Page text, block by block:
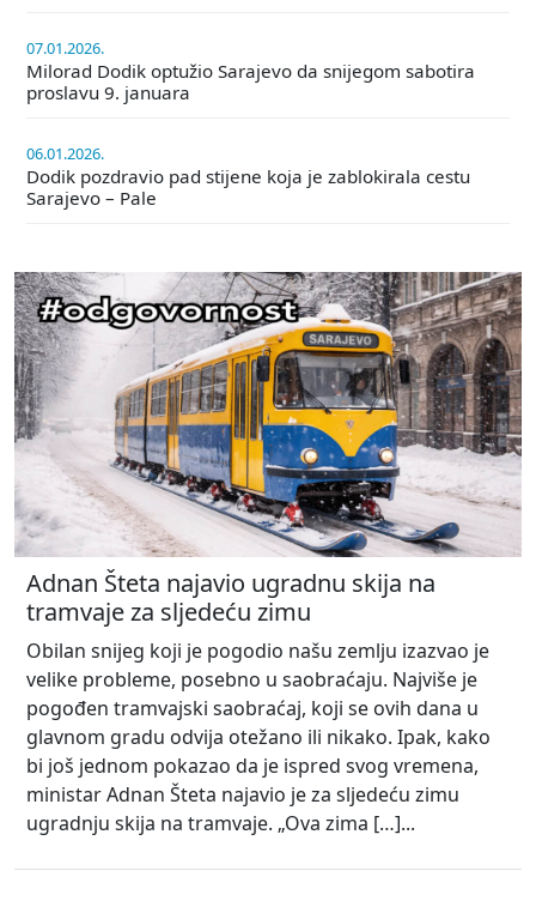
07.01.2026.
Milorad Dodik optužio Sarajevo da snijegom sabotira
proslavu 9. januara
06.01.2026.
Dodik pozdravio pad stijene koja je zablokirala cestu
Sarajevo – Pale
Adnan Šteta najavio ugradnu skija na
tramvaje za sljedeću zimu
Obilan snijeg koji je pogodio našu zemlju izazvao je
velike probleme, posebno u saobraćaju. Najviše je
pogođen tramvajski saobraćaj, koji se ovih dana u
glavnom gradu odvija otežano ili nikako. Ipak, kako
bi još jednom pokazao da je ispred svog vremena,
ministar Adnan Šteta najavio je za sljedeću zimu
ugradnju skija na tramvaje. „Ova zima […]...